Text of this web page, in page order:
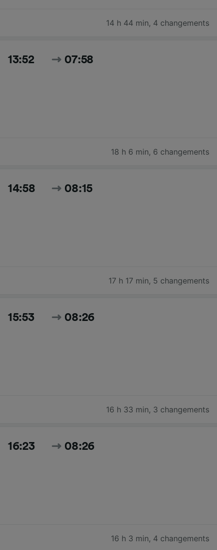
14 h 44 min, 4 changements
13:52 07:58
18 h 6 min, 6 changements
14:58 08:15
17 h 17 min, 5 changements
15:53 08:26
16 h 33 min, 3 changements
16:23 08:26
16 h 3 min, 4 changements